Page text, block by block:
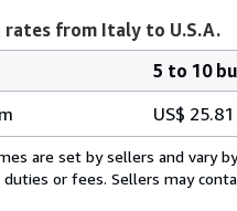
rates from Italy to U.S.A.
5 to 10
US$ 25.81
are set by sellers and vary
duties or fees. Sellers may